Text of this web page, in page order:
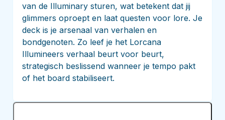
van de Illuminary sturen, wat betekent dat jij
glimmers oproept en laat questen voor lore. Je
deck is je arsenaal van verhalen en
bondgenoten. Zo leef je het Lorcana
Illumineers verhaal beurt voor beurt,
strategisch beslissend wanneer je tempo pakt
of het board stabiliseert.